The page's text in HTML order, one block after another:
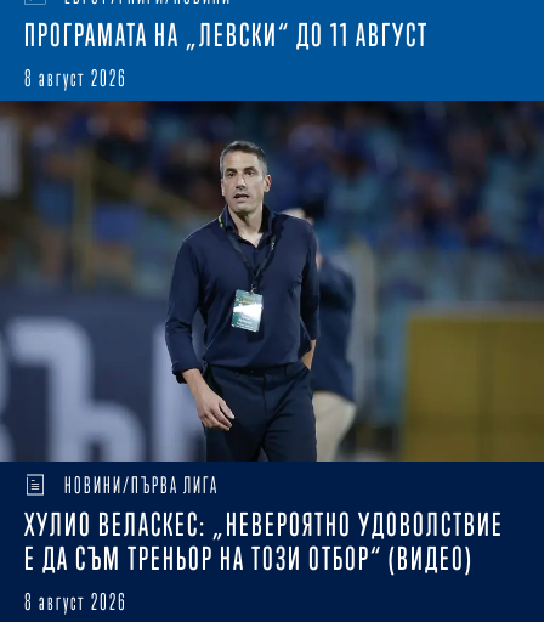
ПРОГРАМАТА НА „ЛЕВСКИ“ ДО 11 АВГУСТ
8 август 2026
НОВИНИ/ПЪРВА ЛИГА
ХУЛИО ВЕЛАСКЕС: „НЕВЕРОЯТНО УДОВОЛСТВИЕ
Е ДА СЪМ ТРЕНЬОР НА ТОЗИ ОТБОР“ (ВИДЕО)
8 август 2026